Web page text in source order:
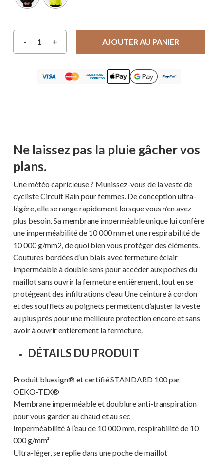
AJOUTER AU PANIER
Ne laissez pas la pluie gâcher vos
plans.
Une météo capricieuse ? Munissez-vous de la veste de
cycliste Circuit Rain pour femmes. De conception ultra-
légère, elle se range rapidement lorsque vous n’en avez
plus besoin. Sa membrane imperméable unique lui confère
une imperméabilité de 10 000 mm et une respirabilité de
10 000 g/mm2, de quoi bien vous protéger des éléments.
Coutures bordées d’un biais avec fermeture éclair
imperméable à double sens pour accéder aux poches du
maillot sans ouvrir la fermeture entièrement, tout en se
protégeant des infiltrations d’eau Une ceinture à cordon
et des soufflets au poignets permettent d’ajuster la veste
au plus près pour une meilleure protection encore et sans
avoir à ouvrir entièrement la fermeture.
DÉTAILS DU PRODUIT
Produit bluesign® et certifié STANDARD 100 par
OEKO-TEX®
Membrane imperméable et doublure anti-transpiration
pour vous garder au chaud et au sec
Imperméabilité à l’eau de 10 000 mm, respirabilité de 10
000 g/mm²
Ultra-léger, se replie dans une poche de maillot